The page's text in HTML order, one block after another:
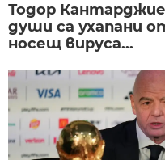
Тодор
души са ухапани
носещ вируса...